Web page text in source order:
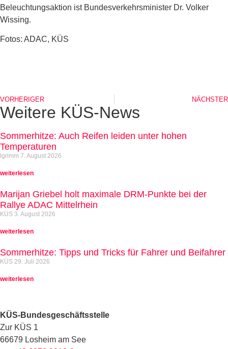
Beleuchtungsaktion ist Bundesverkehrsminister Dr. Volker
Wissing.
Fotos: ADAC, KÜS
VORHERIGER NÄCHSTER
Weitere KÜS-News
Sommerhitze: Auch Reifen leiden unter hohen
Temperaturen
lgrimm 7. August 2026
weiterlesen
Marijan Griebel holt maximale DRM-Punkte bei der
Rallye ADAC Mittelrhein
KÜS 3. August 2026
weiterlesen
Sommerhitze: Tipps und Tricks für Fahrer und Beifahrer
KÜS 29. Juli 2026
weiterlesen
KÜS-Bundesgeschäftsstelle
Zur KÜS 1
66679 Losheim am See